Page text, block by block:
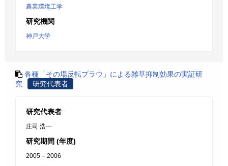
農業環境工学
研究機関
神戸大学
各種「その場反転プラウ」による雑草抑制効果の実証研
究
研究代表者
研究代表者
庄司 浩一
研究期間 (年度)
2005 – 2006